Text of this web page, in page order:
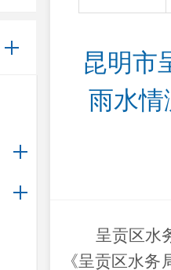
昆明市
雨水情
呈贡区水
《呈贡区水务